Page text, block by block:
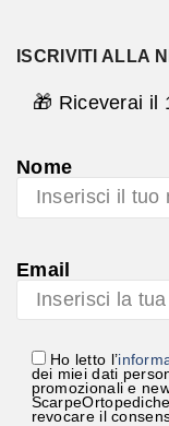
ISCRIVITI ALLA
🎁 Riceverai il
Nome
Email
Ho letto l’
dei miei dati
promozionali e
revocare il